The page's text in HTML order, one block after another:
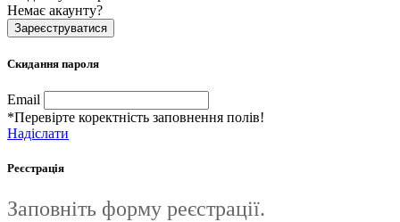
Немає акаунту?
Зареєструватися
Скидання пароля
Email
*Перевірте коректність заповнення полів!
Надіслати
Реєстрація
Заповніть форму реєстрації.